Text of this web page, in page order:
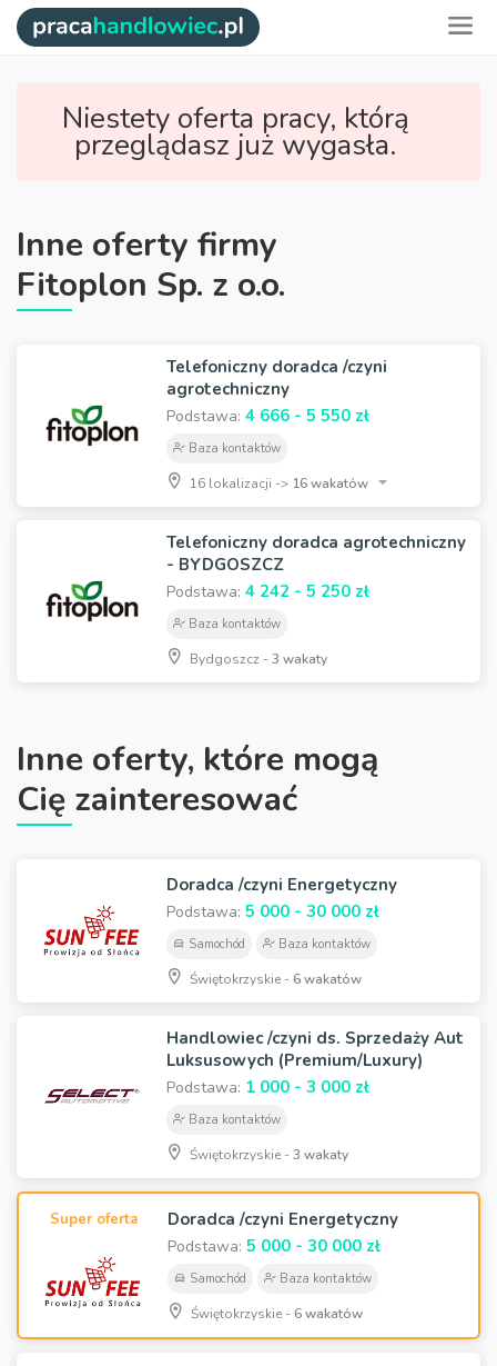
Niestety oferta pracy, którą
przeglądasz już wygasła.
Inne oferty firmy
Fitoplon Sp. z o.o.
Telefoniczny doradca /czyni
agrotechniczny
Podstawa: 4 666 - 5 550 zł
Baza kontaktów
16 lokalizacji -> 16 wakatów
Telefoniczny doradca agrotechniczny
- BYDGOSZCZ
Podstawa: 4 242 - 5 250 zł
Baza kontaktów
Bydgoszcz -3 wakaty
Inne oferty, które mogą
Cię zainteresować
Doradca /czyni Energetyczny
Podstawa: 5 000 - 30 000 zł
Samochód Baza kontaktów
Świętokrzyskie - 6 wakatów
Handlowiec /czyni ds. Sprzedaży Aut
Luksusowych (Premium/Luxury)
Podstawa: 1 000 - 3 000 zł
Baza kontaktów
Świętokrzyskie -3 wakaty
Super oferta Doradca /czyni Energetyczny
Podstawa: 5 000 - 30 000 zł
Samochód Baza kontaktów
Świętokrzyskie - 6 wakatów